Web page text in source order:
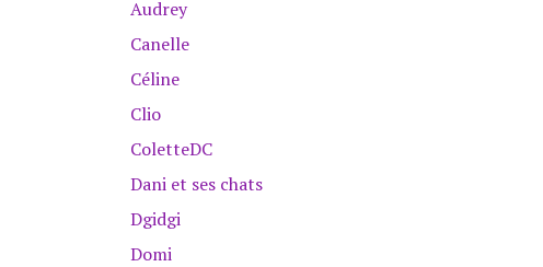
Audrey
Canelle
Céline
Clio
ColetteDC
Dani et ses chats
Dgidgi
Domi